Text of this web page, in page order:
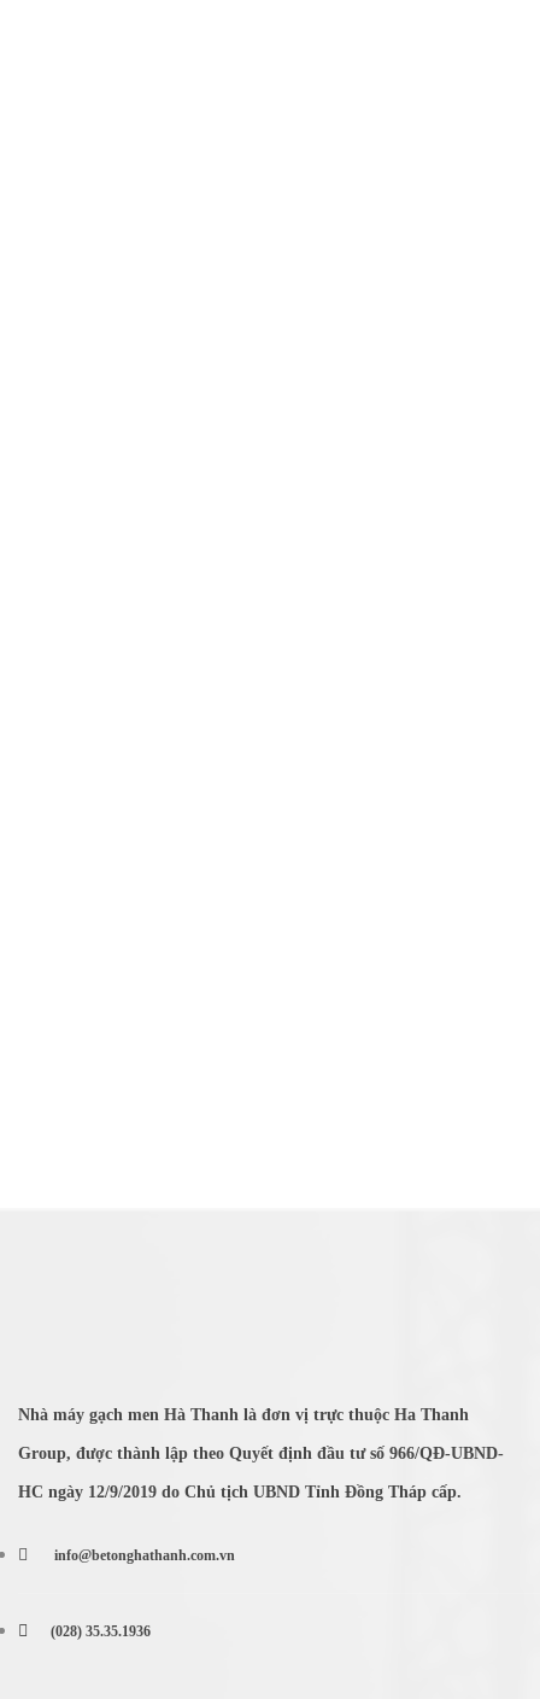
Nhà máy gạch men Hà Thanh là đơn vị trực thuộc Ha Thanh
Group, được thành lập theo Quyết định đầu tư số 966/QĐ-UBND-
HC ngày 12/9/2019 do Chủ tịch UBND Tỉnh Đồng Tháp cấp.
info@betonghathanh.com.vn
(028) 35.35.1936